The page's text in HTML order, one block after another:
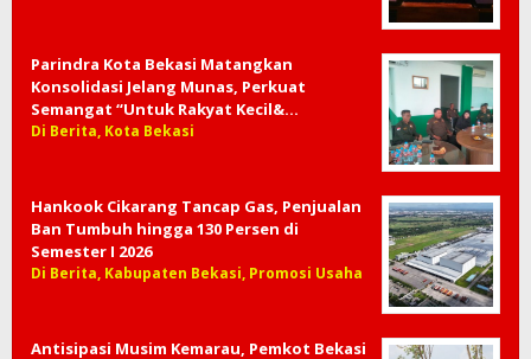
Parindra Kota Bekasi Matangkan
Konsolidasi Jelang Munas, Perkuat
Semangat “Untuk Rakyat Kecil&…
Di Berita, Kota Bekasi
Hankook Cikarang Tancap Gas, Penjualan
Ban Tumbuh hingga 130 Persen di
Semester I 2026
Di Berita, Kabupaten Bekasi, Promosi Usaha
Antisipasi Musim Kemarau, Pemkot Bekasi